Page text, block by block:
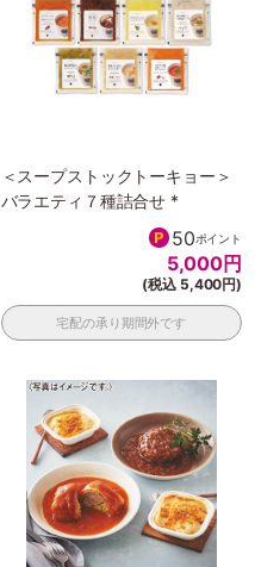
＜スープストックトーキョー＞
バラエティ７種詰合せ *
50ポイント
5,000円
(税込 5,400円)
宅配の承り期間外です